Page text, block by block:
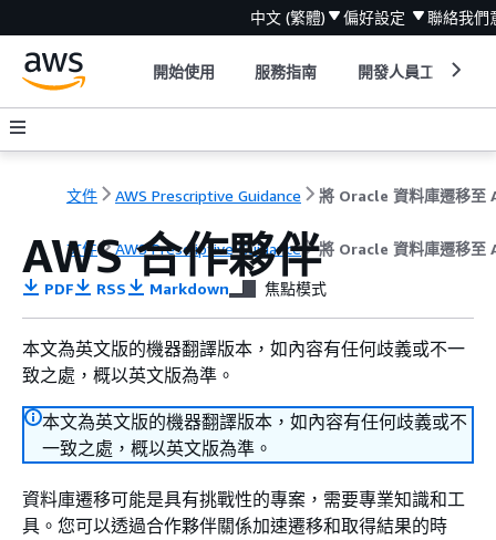
中文 (繁體) 偏好設定 聯絡我們
開始使用 服務指南 開發人員工具
文件 AWS Prescriptive Guidance
文件 AWS Prescriptive Guidance 將 Oracle 資料庫遷移至
AWS 合作夥伴
PDF RSS Markdown 焦點模式
本文為英文版的機器翻譯版本，如內容有任何歧義或不一
致之處，概以英文版為準。
本文為英文版的機器翻譯版本，如內容有任何歧義或不
一致之處，概以英文版為準。
資料庫遷移可能是具有挑戰性的專案，需要專業知識和工
具。您可以透過合作夥伴關係加速遷移和取得結果的時